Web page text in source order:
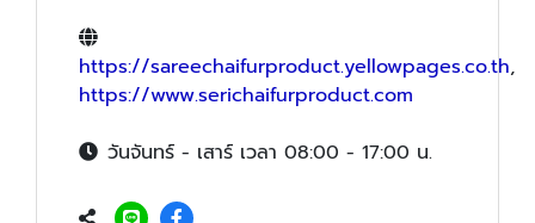
https://sareechaifurproduct.yellowpages.co.th,
https://www.serichaifurproduct.com
วันจันทร์ - เสาร์ เวลา 08:00 - 17:00 น.